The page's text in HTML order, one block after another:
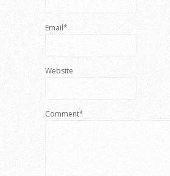
Email*
Website
Comment*